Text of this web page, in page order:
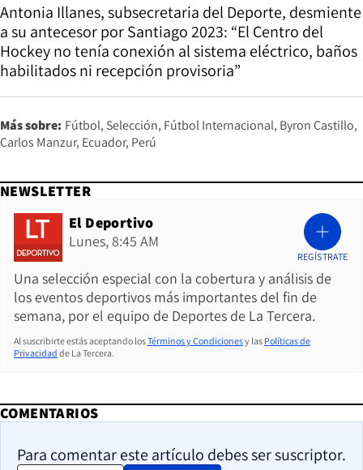
Antonia Illanes, subsecretaria del Deporte, desmiente
a su antecesor por Santiago 2023: “El Centro del
Hockey no tenía conexión al sistema eléctrico, baños
habilitados ni recepción provisoria”
Más sobre: Fútbol Selección Fútbol Internacional Byron Castillo
Carlos Manzur Ecuador Perú
NEWSLETTER
El Deportivo
Lunes, 8:45 AM
Una selección especial con la cobertura y análisis de
los eventos deportivos más importantes del fin de
semana, por el equipo de Deportes de La Tercera.
REGÍSTRATE
Al suscribirte estás aceptando losTérminos y Condicionesy las Políticas de
Privacidad de La Tercera.
COMENTARIOS
Para comentar este artículo debes ser suscriptor.